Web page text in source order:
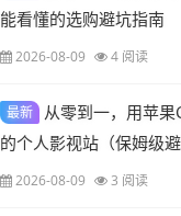
能看懂的选购避坑指南
2026-08-09 4 阅读
最新
从零到一，用苹果
的个人影视站（保姆级避
2026-08-09 3 阅读